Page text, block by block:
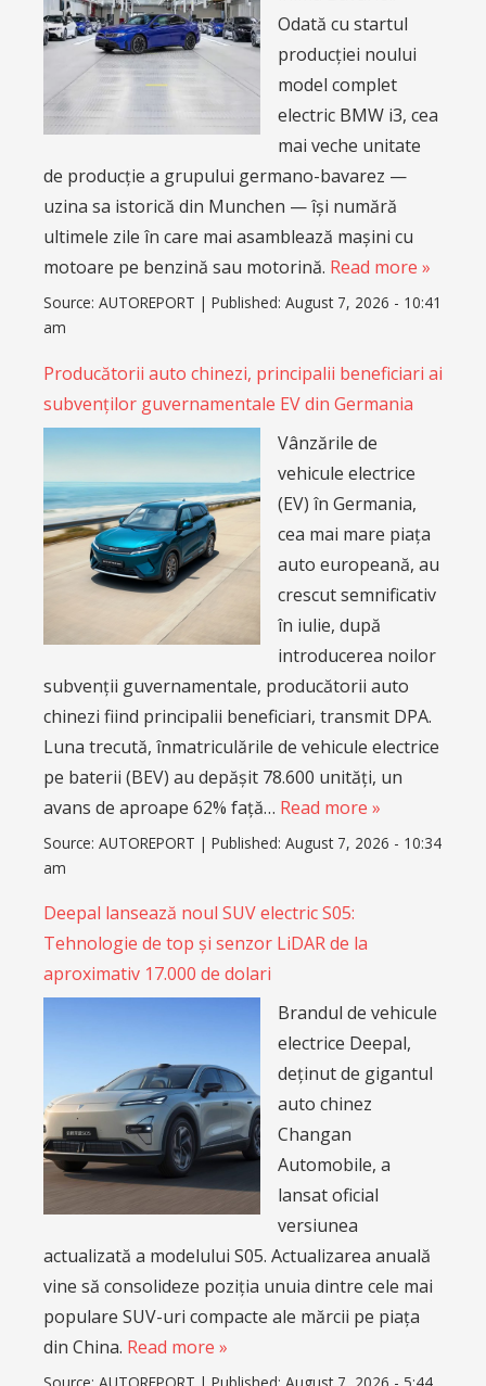
Odată cu startul
producției noului
model complet
electric BMW i3, cea
mai veche unitate
de producție a grupului germano-bavarez —
uzina sa istorică din Munchen — își numără
ultimele zile în care mai asamblează mașini cu
motoare pe benzină sau motorină. Read more »
Source: AUTOREPORT | Published: August 7, 2026 - 10:41
am
Producătorii auto chinezi, principalii beneficiari ai
subvenților guvernamentale EV din Germania
Vânzările de
vehicule electrice
(EV) în Germania,
cea mai mare piața
auto europeană, au
crescut semnificativ
în iulie, după
introducerea noilor
subvenții guvernamentale, producătorii auto
chinezi fiind principalii beneficiari, transmit DPA.
Luna trecută, înmatriculările de vehicule electrice
pe baterii (BEV) au depășit 78.600 unități, un
avans de aproape 62% față… Read more »
Source: AUTOREPORT | Published: August 7, 2026 - 10:34
am
Deepal lansează noul SUV electric S05:
Tehnologie de top și senzor LiDAR de la
aproximativ 17.000 de dolari
Brandul de vehicule
electrice Deepal,
deținut de gigantul
auto chinez
Changan
Automobile, a
lansat oficial
versiunea
actualizată a modelului S05. Actualizarea anuală
vine să consolideze poziția unuia dintre cele mai
populare SUV-uri compacte ale mărcii pe piața
din China. Read more »